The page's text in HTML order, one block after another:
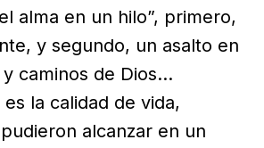
alma en un hilo”, primero,
y segundo, un asalto en
caminos de Dios…
la calidad de vida,
alcanzar en un